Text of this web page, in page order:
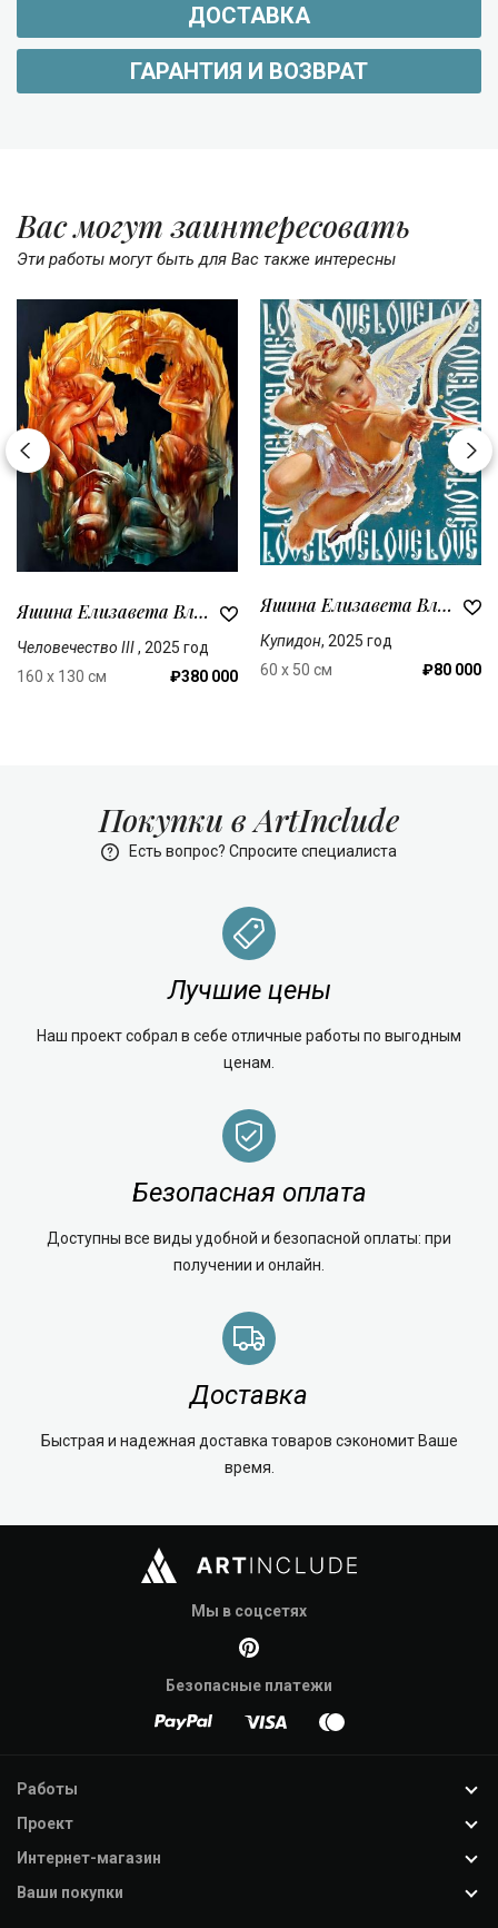
ДОСТАВКА
ГАРАНТИЯ И ВОЗВРАТ
Вас могут заинтересовать
Эти работы могут быть для Вас также интересны
Яшина Елизавета Владиславовна
Человечество III, 2025 год
160 x 130 см
₽380 000
Яшина Елизавета Владиславовна
Купидон, 2025 год
60 x 50 см
₽80 000
Покупки в ArtInclude
Есть вопрос? Спросите специалиста
Лучшие цены
Наш проект собрал в себе отличные работы по выгодным
ценам.
Безопасная оплата
Доступны все виды удобной и безопасной оплаты: при
получении и онлайн.
Доставка
Быстрая и надежная доставка товаров сэкономит Ваше
время.
Мы в соцсетях
Безопасные платежи
Работы
Проект
Интернет-магазин
Ваши покупки